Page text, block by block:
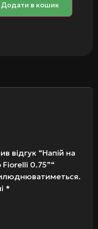
Додати в кошик
відгук “Напій на
Fiorelli 0.75”“
*